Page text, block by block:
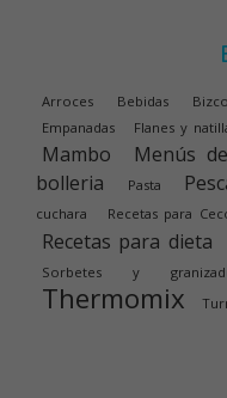
Arroces Bebidas
Empanadas Flanes y
Mambo Menús
bolleria
Pasta
cuchara
Recetas para
Recetas para dieta
Sorbetes y
Thermomix